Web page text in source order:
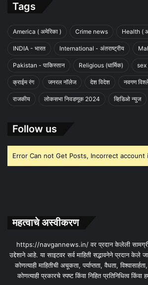
Tags
America ( अमेरिका ) Crime news Health (
INDIA - भारत International - अंतराष्ट्रीय
Pakistan - पाकिस्तान Religious (धार्मिक)
क्राईम रंग जनरल नॉलेज देश विदेश नवगण
राजकीय लोकसभा निवडणूक 2024 व्हिडिओ न्युज
Follow us
Error Can not Get Posts, Incorrect account
महत्वाचे अस्वीकरण
https://navgannews.in/ वर प्रदान केलेली सामग्री
उद्देशाने आहे. या साइटवर सर्व माहिती सद्भावनेने प्रदान केले
कोणत्याही माहितीची अचूकता, पर्याप्तता, वैधता,
कोणत्याही प्रकारचे स्पष्ट किंवा निहित प्रतिनिधित्व किंवा